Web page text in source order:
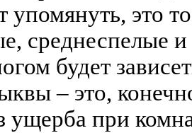
упомянуть, это
среднеспелые
будет
– это,
ущерба при